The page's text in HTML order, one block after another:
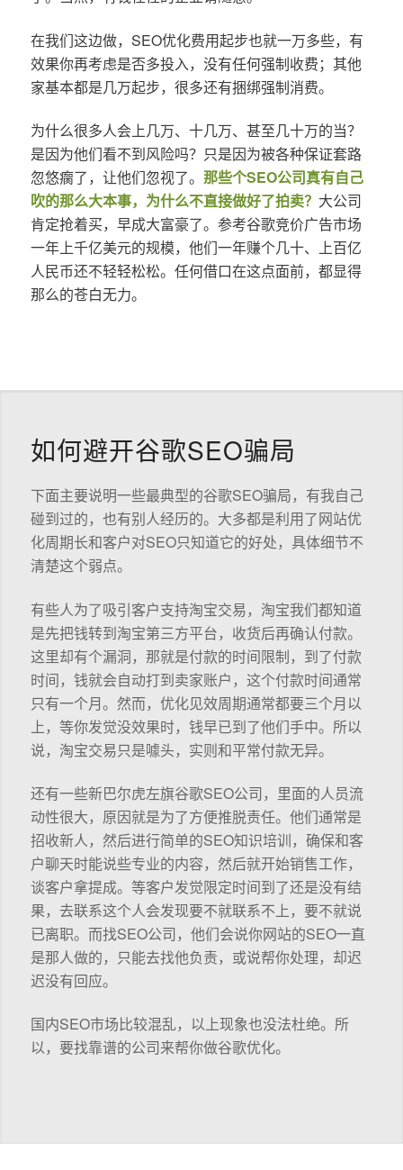
在我们这边做，SEO优化费用起步也就一万多些，有
效果你再考虑是否多投入，没有任何强制收费；其他
家基本都是几万起步，很多还有捆绑强制消费。
为什么很多人会上几万、十几万、甚至几十万的当？
是因为他们看不到风险吗？只是因为被各种保证套路
忽悠瘸了，让他们忽视了。 那些个SEO公司真有自己
吹的那么大本事，为什么不直接做好了拍卖？ 大公司
肯定抢着买，早成大富豪了。参考谷歌竞价广告市场
一年上千亿美元的规模，他们一年赚个几十、上百亿
人民币还不轻轻松松。任何借口在这点面前，都显得
那么的苍白无力。
如何避开谷歌SEO骗局
下面主要说明一些最典型的谷歌SEO骗局，有我自己
碰到过的，也有别人经历的。大多都是利用了网站优
化周期长和客户对SEO只知道它的好处，具体细节不
清楚这个弱点。
有些人为了吸引客户支持淘宝交易，淘宝我们都知道
是先把钱转到淘宝第三方平台，收货后再确认付款。
这里却有个漏洞，那就是付款的时间限制，到了付款
时间，钱就会自动打到卖家账户，这个付款时间通常
只有一个月。然而，优化见效周期通常都要三个月以
上，等你发觉没效果时，钱早已到了他们手中。所以
说，淘宝交易只是噱头，实则和平常付款无异。
还有一些新巴尔虎左旗谷歌SEO公司，里面的人员流
动性很大，原因就是为了方便推脱责任。他们通常是
招收新人，然后进行简单的SEO知识培训，确保和客
户聊天时能说些专业的内容，然后就开始销售工作，
谈客户拿提成。等客户发觉限定时间到了还是没有结
果，去联系这个人会发现要不就联系不上，要不就说
已离职。而找SEO公司，他们会说你网站的SEO一直
是那人做的，只能去找他负责，或说帮你处理，却迟
迟没有回应。
国内SEO市场比较混乱，以上现象也没法杜绝。所
以，要找靠谱的公司来帮你做谷歌优化。